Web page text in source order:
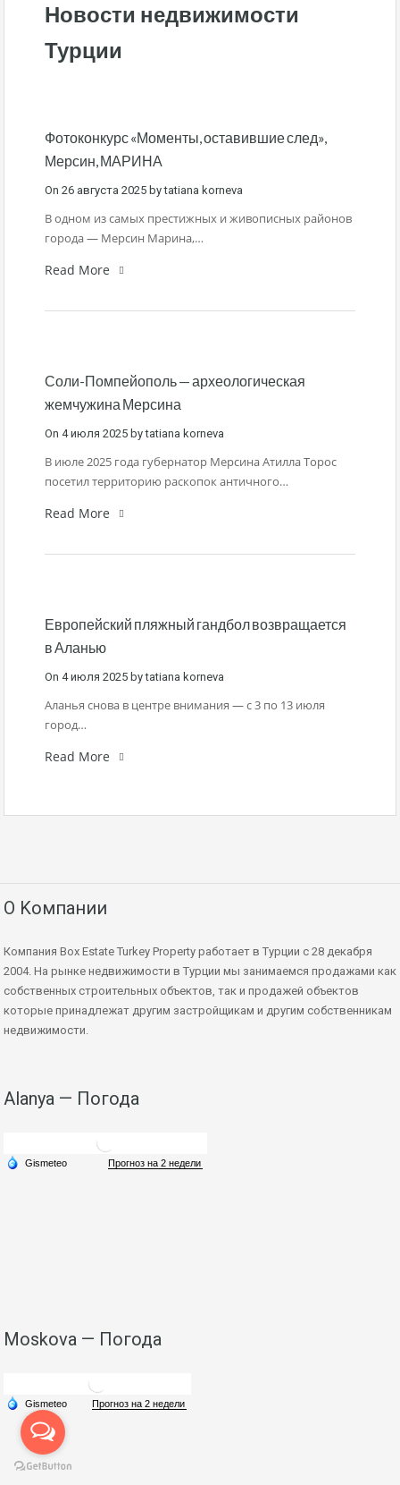
Новости недвижимости
Турции
Фотоконкурс «Моменты, оставившие след»,
Мерсин, МАРИНА
On 26 августа 2025 bytatiana korneva
В одном из самых престижных и живописных районов
города — Мерсин Марина,…
Read More
Соли-Помпейополь — археологическая
жемчужина Мерсина
On 4 июля 2025 bytatiana korneva
В июле 2025 года губернатор Мерсина Атилла Торос
посетил территорию раскопок античного…
Read More
Европейский пляжный гандбол возвращается
в Аланью
On 4 июля 2025 bytatiana korneva
Аланья снова в центре внимания — с 3 по 13 июля
город…
Read More
О Kомпании
Компания Box Estate Turkey Property работает в Турции с 28 декабря
2004. На рынке недвижимости в Турции мы занимаемся продажами как
собственных строительных объектов, так и продажей объектов
которые принадлежат другим застройщикам и другим собственникам
недвижимости.
Alanya — Погода
Moskova — Погода